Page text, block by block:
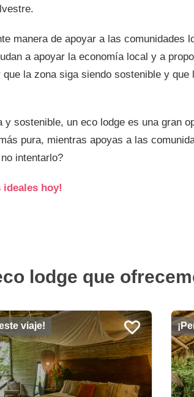
manera de apoyar a las comunidades
a apoyar la economía local y a
la zona siga siendo sostenible y que
sostenible, un eco lodge es una gran
pura, mientras apoyas a las
intentarlo?
ideales hoy!
lodge que
viaje!